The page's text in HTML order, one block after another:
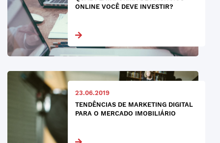
ONLINE VOCÊ DEVE INVESTIR?
23.06.2019
TENDÊNCIAS DE MARKETING DIGITAL
PARA O MERCADO IMOBILIÁRIO